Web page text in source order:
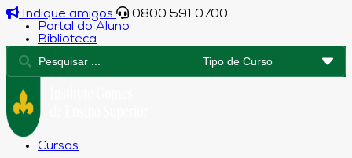
Indique amigos
0800 591 0700
Portal do Aluno
Biblioteca
Cursos